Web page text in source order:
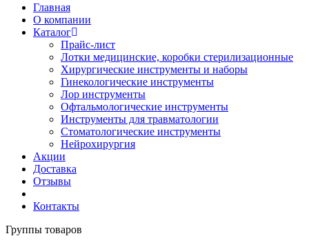
Главная
О компании
Каталог
Прайс-лист
Лотки медицинские, коробки стерилизационные
Хирургические инструменты и наборы
Гинекологические инструменты
Лор инструменты
Офтальмологические инструменты
Инструменты для травматологии
Стоматологические инструменты
Нейрохирургия
Акции
Доставка
Отзывы
Контакты
Группы товаров